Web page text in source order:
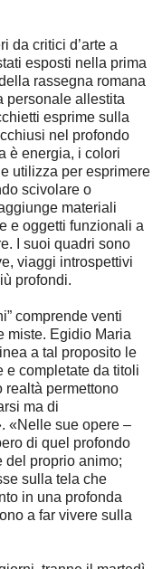
da critici d’arte a
esposti nella prima
rassegna romana
personale allestita
esprime sulla
nel profondo
è energia, i colori
utilizza per esprimere
scivolare o
materiali
e oggetti funzionali a
I suoi quadri sono
viaggi introspettivi
profondi.
comprende venti
miste. Egidio Maria
a tal proposito le
e completate da titoli
realtà permettono
ma di
«Nelle sue opere –
di quel profondo
del proprio animo;
sulla tela che
in una profonda
a far vivere sulla